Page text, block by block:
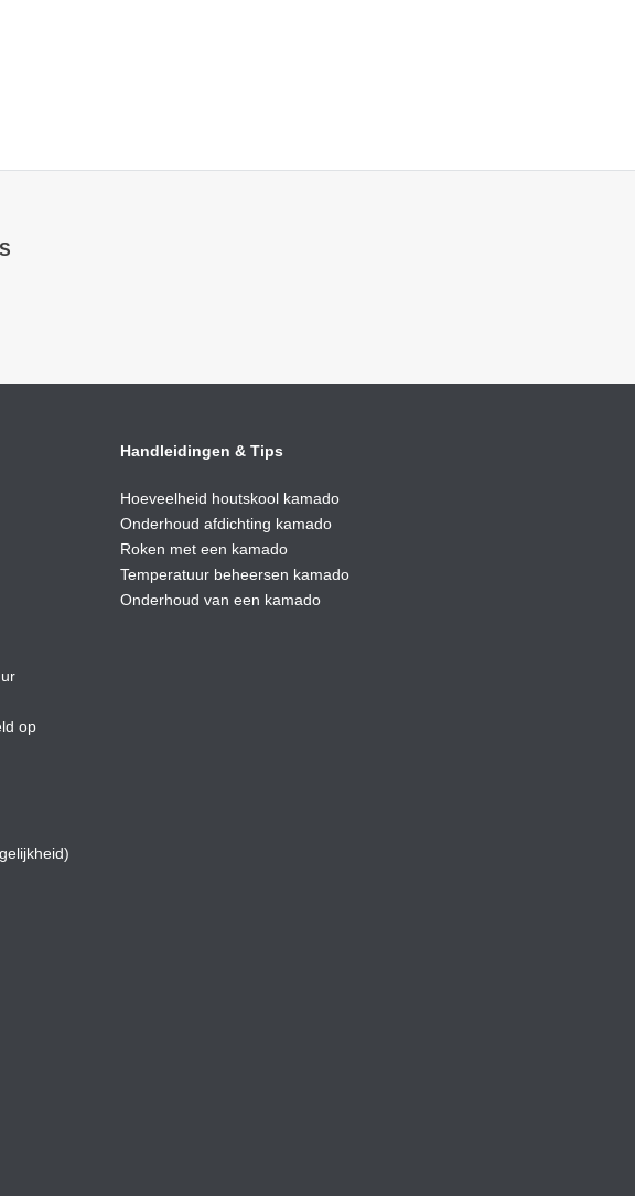
op
Handleidingen & Tips
Hoeveelheid houtskool kamado
Onderhoud afdichting kamado
Roken met een kamado
Temperatuur beheersen kamado
Onderhoud van een kamado